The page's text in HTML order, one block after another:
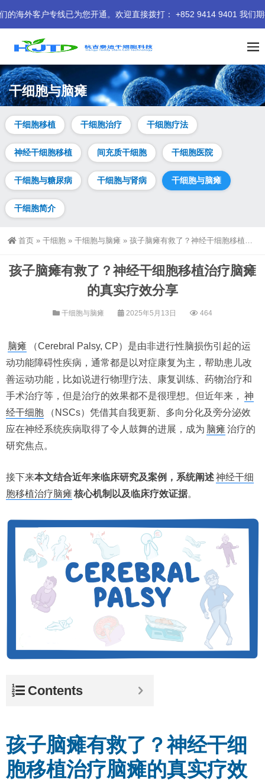
专线已为您开通。欢迎直接拨打： +852 9414 9401 我们期待为您
干细胞与脑瘫
干细胞移植 干细胞治疗 干细胞疗法
神经干细胞移植 间充质干细胞 干细胞医院
干细胞与糖尿病 干细胞与肾病 干细胞与脑瘫
干细胞简介
首页 » 干细胞 » 干细胞与脑瘫 » 孩子脑瘫有救了？神经干细胞移植治疗脑瘫的真实疗效分享
孩子脑瘫有救了？神经干细胞移植治疗脑瘫
的真实疗效分享
干细胞与脑瘫 2025年5月13日 464
脑瘫
（Cerebral Palsy, CP）是由非进行性脑损伤引起的运
动功能障碍性疾病，通常都是以对症康复为主，帮助患儿改
善运动功能，比如说进行物理疗法、康复训练、药物治疗和
手术治疗等，但是治疗的效果都不是很理想。但近年来， 神
经干细胞
（NSCs）凭借其自我更新、多向分化及旁分泌效
应在神经系统疾病取得了令人鼓舞的进展，成为 脑瘫 治疗的
研究焦点。
接下来本文结合近年来临床研究及案例，系统阐述神经干细
胞移植治疗脑瘫 核心机制以及临床疗效证据。
Contents
孩子脑瘫有救了？神经干细
胞移植治疗脑瘫的真实疗效